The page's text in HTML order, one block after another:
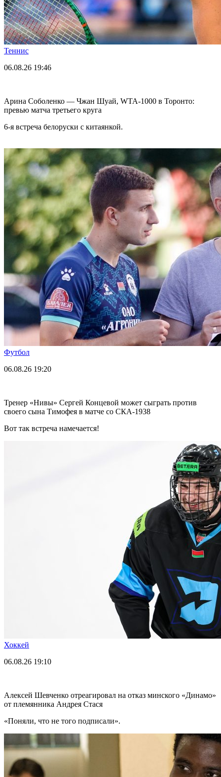
Теннис
06.08.26 19:46
Арина Соболенко — Чжан Шуай, WTA-1000 в Торонто:
превью матча третьего круга
6-я встреча белоруски с китаянкой.
Футбол
06.08.26 19:20
Тренер «Нивы» Сергей Концевой может сыграть против
своего сына Тимофея в матче со СКА-1938
Вот так встреча намечается!
Хоккей
06.08.26 19:10
Алексей Шевченко отреагировал на отказ минского «Динамо»
от племянника Андрея Стася
«Поняли, что не того подписали».